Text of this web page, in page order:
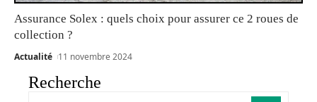
Assurance Solex : quels choix pour assurer ce 2 roues de
collection ?
Actualité 11 novembre 2024
Recherche